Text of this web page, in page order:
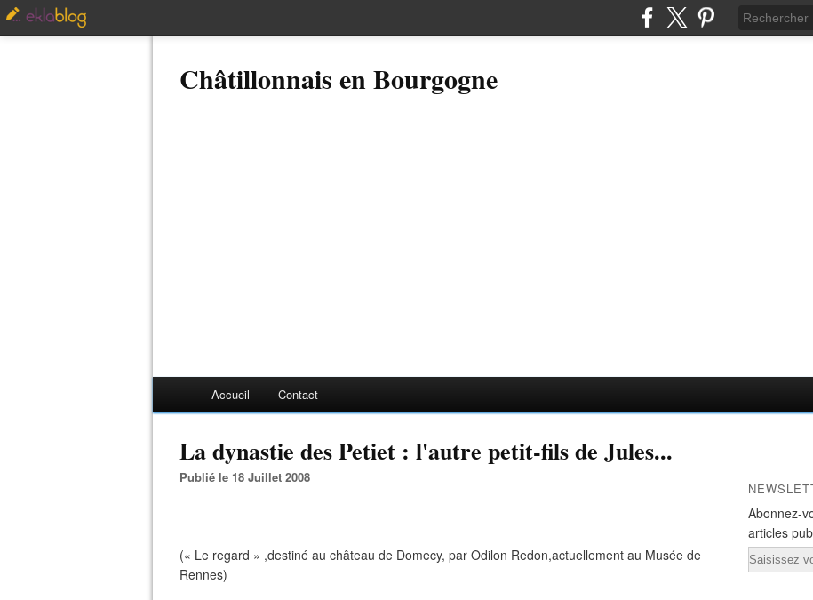
Châtillonnais en Bourgogne
Accueil Contact
La dynastie des Petiet : l'autre petit-fils de Jules...
Publié le 18 Juillet 2008
(« Le regard » ,destiné au château de Domecy, par Odilon Redon,actuellement au Musée de
Rennes)
Abonnez-
articles
Email